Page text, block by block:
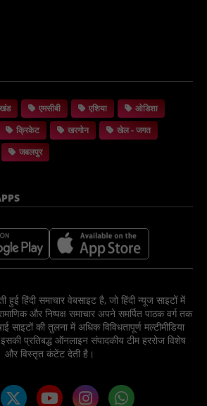
एमसीबी एशिया
ओडिशा
क्रिकेट खरगोन
खेल - जगत
जबलपुर
हिंदी समाचार वेबसाइट है, जो हिंदी न्यूज साइटों में
और निष्पक्ष समाचार अपने समर्पित पाठक वर्ग तक
साइटों की तुलना में अधिक विविधतापूर्ण मल्टीमीडिया
प्रतिबद्ध ऑनलाइन संपादकीय टीम हररोज विशेष
और विस्तृत कंटेंट देती है।